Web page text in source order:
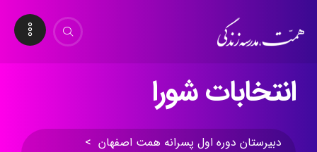
انتخابات شورا
دبیرستان دوره اول پسرانه همت اصفهان >